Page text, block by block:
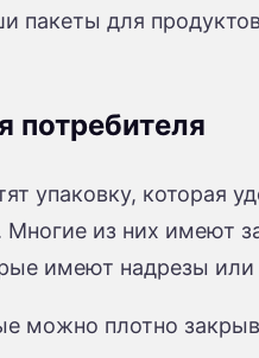
пакеты для
потребителя
упаковку, которая
Многие из них имеют
имеют надрезы или
можно плотно